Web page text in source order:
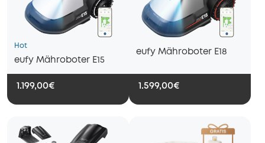
Hot
eufy Mähroboter E15
1.199,00€
eufy Mähroboter E18
1.599,00€